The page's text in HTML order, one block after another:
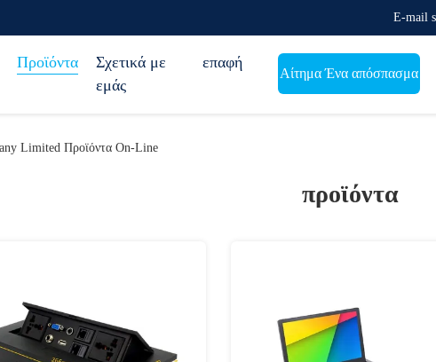
Ε-mail
Προϊόντα
Σχετικά με
εμάς
επαφή
Αίτημα Ένα απόσπασμα
Limited Προϊόντα On-Line
προϊόντα